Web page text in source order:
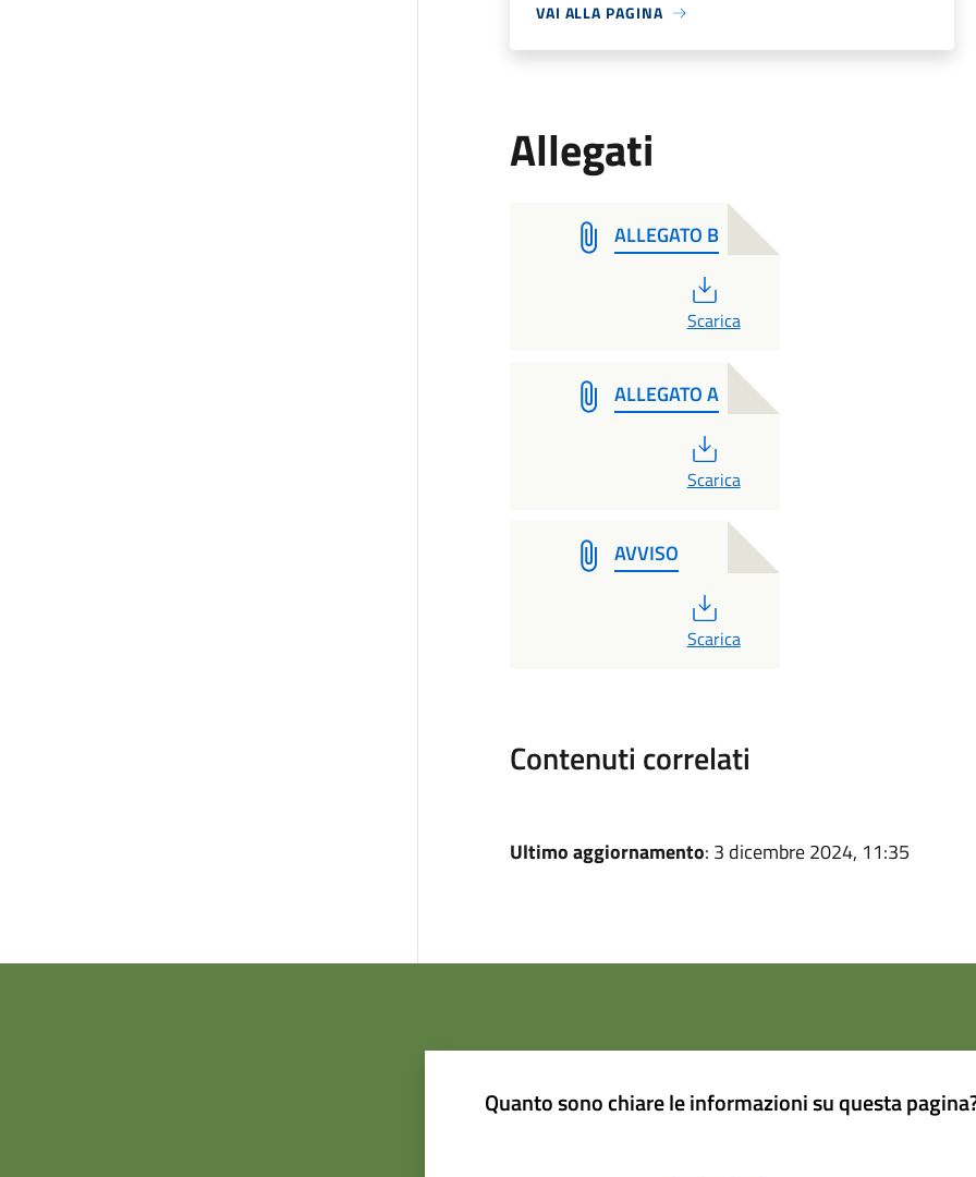
VAI ALLA PAGINA
Allegati
ALLEGATO B
PDF
Scarica
ALLEGATO A
PDF
Scarica
AVVISO
PDF
Scarica
Contenuti correlati
Ultimo aggiornamento: 3 dicembre 2024, 11:35
Quanto sono chiare le informazioni su questa